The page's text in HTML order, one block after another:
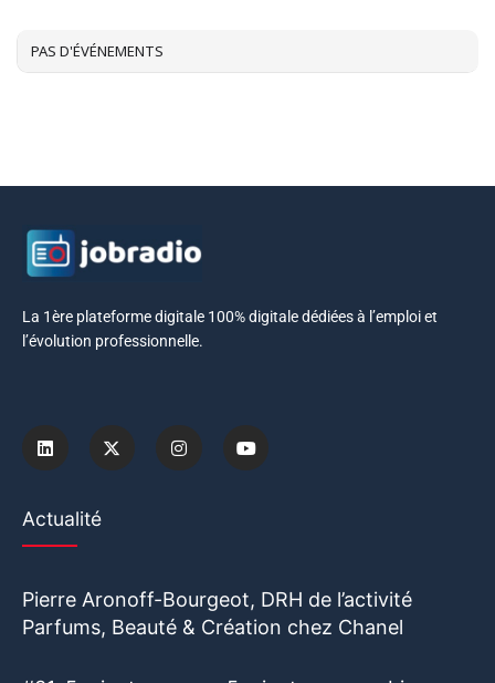
PAS D'ÉVÉNEMENTS
La 1ère plateforme digitale 100% digitale dédiées à l’emploi et
l’évolution professionnelle.
Actualité
Pierre Aronoff-Bourgeot, DRH de l’activité
Parfums, Beauté & Création chez Chanel